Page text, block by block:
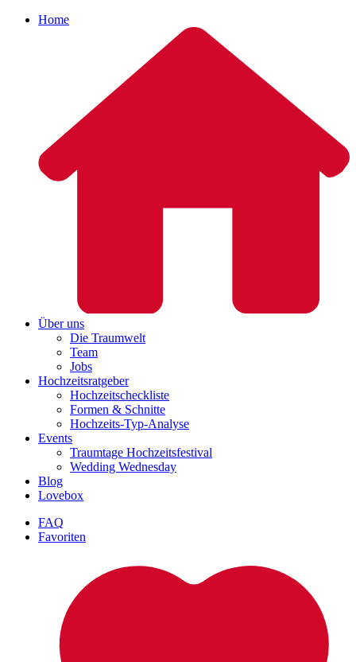
Home
Über uns
Die Traumwelt
Team
Jobs
Hochzeitsratgeber
Hochzeitscheckliste
Formen & Schnitte
Hochzeits-Typ-Analyse
Events
Traumtage Hochzeitsfestival
Wedding Wednesday
Blog
Lovebox
FAQ
Favoriten